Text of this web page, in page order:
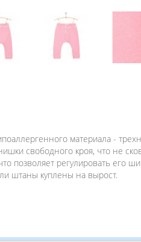
материала -
свободного кроя, что не
позволяет регулировать его
штаны куплены на вырост.